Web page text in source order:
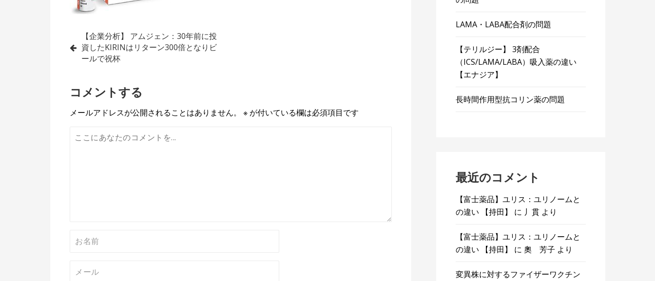
投
稿
ビ
ゲ
ー
【企業分析】 アムジェン：30年前に投
資したKIRINはリターン300倍となりビ
ールで祝杯
コメントする
メールアドレスが公開されることはありません。 ※ が付いている欄は必須項目です
LAMA・LABA配合剤の問題
【テリルジー】 3剤配合
（ICS/LAMA/LABA）吸入薬の違い
【エナジア】
長時間作用型抗コリン薬の問題
最近のコメント
【富士薬品】ユリス：ユリノームと
の違い 【持田】
に 丿貫 より
【富士薬品】ユリス：ユリノームと
の違い 【持田】
に奧 芳子 より
変異株に対するファイザーワクチン